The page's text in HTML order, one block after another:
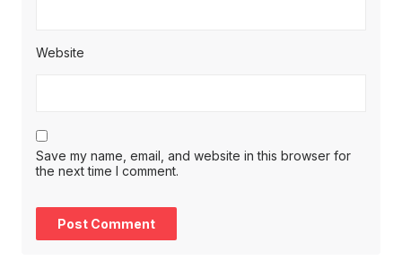
Website
Save my name, email, and website in this browser for
the next time I comment.